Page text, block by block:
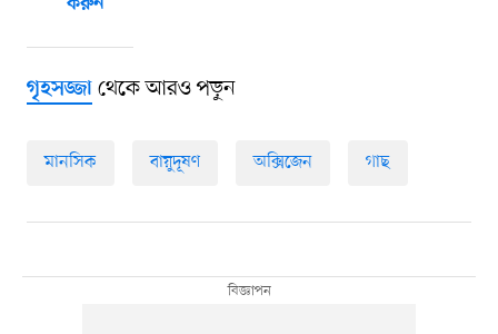
করুন
গৃহসজ্জাথেকে আরও পড়ুন
মানসিক বায়ুদূষণ অক্সিজেন গাছ